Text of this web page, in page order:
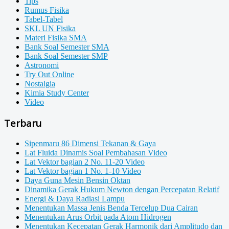
Rumus Fisika
Tabel-Tabel
SKL UN Fisika
Materi Fisika SMA
Bank Soal Semester SMA
Bank Soal Semester SMP
Astronomi
Try Out Online
Nostalgia
Kimia Study Center
Video
Terbaru
Sipenmaru 86 Dimensi Tekanan & Gaya
Lat Fluida Dinamis Soal Pembahasan Video
Lat Vektor bagian 2 No. 11-20 Video
Lat Vektor bagian 1 No. 1-10 Video
Daya Guna Mesin Bensin Oktan
Dinamika Gerak Hukum Newton dengan Percepatan Relatif
Energi & Daya Radiasi Lampu
Menentukan Massa Jenis Benda Tercelup Dua Cairan
Menentukan Arus Orbit pada Atom Hidrogen
Menentukan Kecepatan Gerak Harmonik dari Amplitudo dan